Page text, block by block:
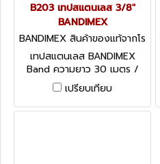
B203 เทปสแตนเลส 3/8"
BANDIMEX
BANDIMEX สินค้าของแท้จากโร
งงานผู้ผลิต B203
เทปสแตนเลส BANDIMEX
Band ความยาว 30 เมตร /
ม้วน มีหลายขนาดให้เลือก
BANDIMEX BAND
เปรียบเทียบ